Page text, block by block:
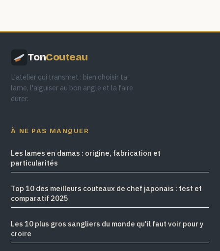
TonCouteau
L'atelier qui transmet : bien choisir ta
lame, l'aiguiser au bon angle et la faire
durer.
À NE PAS MANQUER
Les lames en damas : origine, fabrication et
particularités
Top 10 des meilleurs couteaux de chef japonais : test et
comparatif 2025
Les 10 plus gros sangliers du monde qu'il faut voir pour y
croire